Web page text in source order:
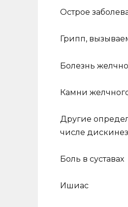
Острое
Грипп,
Болезнь
Камни
Другие
числе
Боль в суставах
Ишиас